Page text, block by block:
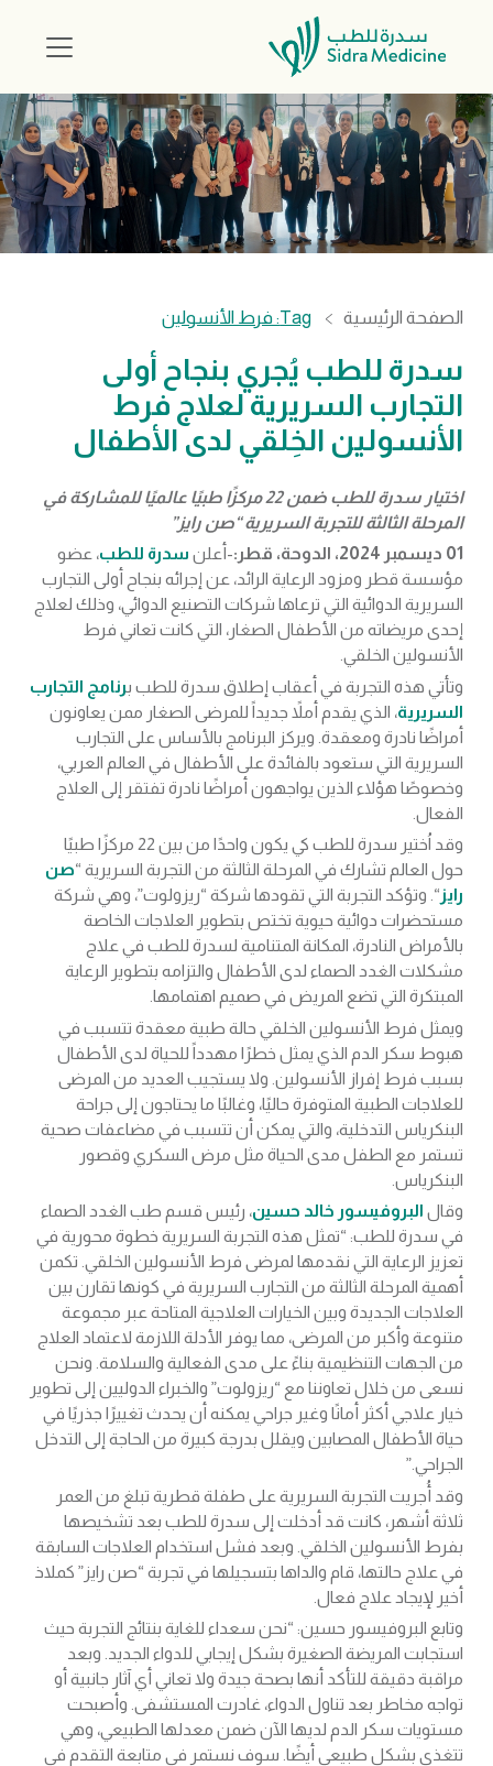
الصفحة الرئيسية Tag: فرط الأنسولين
سدرة للطب يُجري بنجاح أولى
التجارب السريرية لعلاج فرط
الأنسولين الخِلقي لدى الأطفال
اختيار سدرة للطب ضمن 22 مركزًا طبيًا عالميًا للمشاركة في
المرحلة الثالثة للتجربة السريرية “صن رايز”
01 ديسمبر 2024، الدوحة، قطر:
-أعلن سدرة للطب، عضو
مؤسسة قطر ومزود الرعاية الرائد، عن إجرائه بنجاح أولى التجارب
السريرية الدوائية التي ترعاها شركات التصنيع الدوائي، وذلك لعلاج
إحدى مريضاته من الأطفال الصغار، التي كانت تعاني فرط
الأنسولين الخلقي.
وتأتي هذه التجربة في أعقاب إطلاق سدرة للطب برنامج التجارب
السريرية، الذي يقدم أملاً جديداً للمرضى الصغار ممن يعاونون
أمراضًا نادرة ومعقدة. ويركز البرنامج بالأساس على التجارب
السريرية التي ستعود بالفائدة على الأطفال في العالم العربي،
وخصوصًا هؤلاء الذين يواجهون أمراضًا نادرة تفتقر إلى العلاج
الفعال.
وقد اُختير سدرة للطب كي يكون واحدًا من بين 22 مركزًا طبيًا
حول العالم تشارك في المرحلة الثالثة من التجربة السريرية “صن
رايز “. وتؤكد التجربة التي تقودها شركة “ريزولوت”، وهي شركة
مستحضرات دوائية حيوية تختص بتطوير العلاجات الخاصة
بالأمراض النادرة، المكانة المتنامية لسدرة للطب في علاج
مشكلات الغدد الصماء لدى الأطفال والتزامه بتطوير الرعاية
المبتكرة التي تضع المريض في صميم اهتمامها.
ويمثل فرط الأنسولين الخلقي حالة طبية معقدة تتسبب في
هبوط سكر الدم الذي يمثل خطرًا مهدداً للحياة لدى الأطفال
بسبب فرط إفراز الأنسولين. ولا يستجيب العديد من المرضى
للعلاجات الطبية المتوفرة حاليًا، وغالبًا ما يحتاجون إلى جراحة
البنكرياس التدخلية، والتي يمكن أن تتسبب في مضاعفات صحية
تستمر مع الطفل مدى الحياة مثل مرض السكري وقصور
البنكرياس.
وقال البروفيسور خالد حسين، رئيس قسم طب الغدد الصماء
في سدرة للطب: “تمثل هذه التجربة السريرية خطوة محورية في
تعزيز الرعاية التي نقدمها لمرضى فرط الأنسولين الخلقي. تكمن
أهمية المرحلة الثالثة من التجارب السريرية في كونها تقارن بين
العلاجات الجديدة وبين الخيارات العلاجية المتاحة عبر مجموعة
متنوعة وأكبر من المرضى، مما يوفر الأدلة اللازمة لاعتماد العلاج
من الجهات التنظيمية بناءً على مدى الفعالية والسلامة. ونحن
نسعى من خلال تعاوننا مع “ريزولوت” والخبراء الدوليين إلى تطوير
خيار علاجي أكثر أمانًا وغير جراحي يمكنه أن يحدث تغييرًا جذريًا في
حياة الأطفال المصابين ويقلل بدرجة كبيرة من الحاجة إلى التدخل
الجراحي.”
وقد أُجريت التجربة السريرية على طفلة قطرية تبلغ من العمر
ثلاثة أشهر، كانت قد أدخلت إلى سدرة للطب بعد تشخيصها
بفرط الأنسولين الخلقي. وبعد فشل استخدام العلاجات السابقة
في علاج حالتها، قام والداها بتسجيلها في تجربة “صن رايز” كملاذ
أخير لإيجاد علاج فعال.
وتابع البروفيسور حسين: “نحن سعداء للغاية بنتائج التجربة حيث
استجابت المريضة الصغيرة بشكل إيجابي للدواء الجديد. وبعد
مراقبة دقيقة للتأكد أنها بصحة جيدة ولا تعاني أي آثار جانبية أو
تواجه مخاطر بعد تناول الدواء، غادرت المستشفى. وأصبحت
مستويات سكر الدم لديها الآن ضمن معدلها الطبيعي، وهي
تتغذى بشكل طبيعي أيضًا. سوف نستمر في متابعة التقدم في